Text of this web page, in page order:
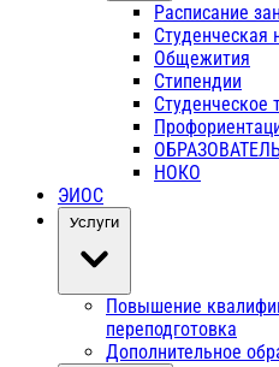
Расписание
Студенческая
Общежития
Стипендии
Студенческое
НОКО
ЭИОС
Услуги
Повышение
переподготовка
Дополнительное